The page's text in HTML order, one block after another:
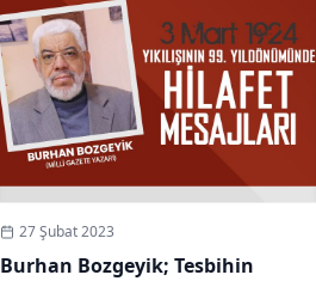
27 Şubat 2023
Burhan Bozgeyik; Tesbihin